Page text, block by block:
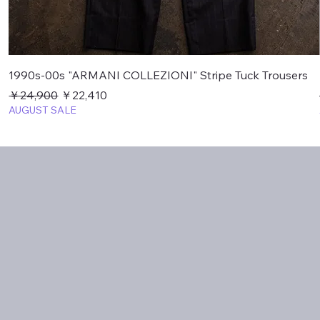
1990s-00s "ARMANI COLLEZIONI" Stripe Tuck Trousers
通常価格
￥24,900 セール価格
￥22,410
AUGUST SALE